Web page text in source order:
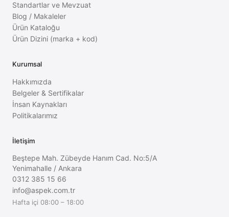
Standartlar ve Mevzuat
Blog / Makaleler
Ürün Kataloğu
Ürün Dizini (marka + kod)
Kurumsal
Hakkımızda
Belgeler & Sertifikalar
İnsan Kaynakları
Politikalarımız
İletişim
Beştepe Mah. Zübeyde Hanım Cad. No:5/A
Yenimahalle / Ankara
0312 385 15 66
info@aspek.com.tr
Hafta içi 08:00 – 18:00